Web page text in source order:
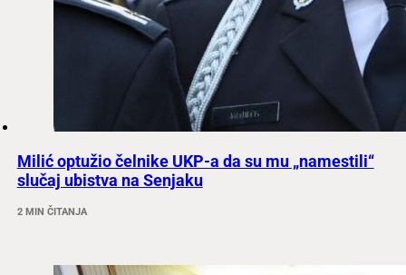
Milić optužio čelnike UKP-a da su mu „namestili“
slučaj ubistva na Senjaku
2 MIN ČITANJA